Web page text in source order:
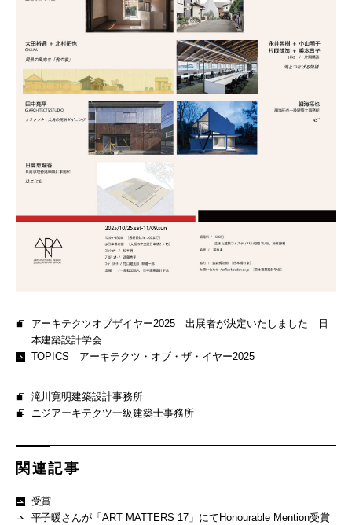
アーキテクツオブザイヤー2025 出展者が決定いたしました｜日
本建築設計学会
TOPICS アーキテクツ・オブ・ザ・イヤー2025
滝川寛明建築設計事務所
ニジアーキテクツ一級建築士事務所
関連記事
受賞
平子暖さんが「ART MATTERS 17」にてHonourable Mention受賞